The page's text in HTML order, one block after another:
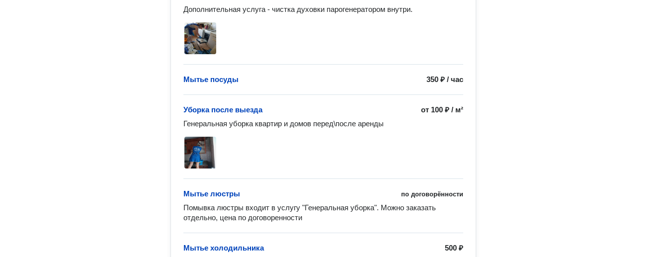
350 ₽ /час
Мытье посуды
от 100 ₽ / м²
Уборка после выезда
Генеральная уборка квартир и домов перед\после аренды
по договорённости
Мытье люстры
Помывка люстры входит в услугу "Генеральная уборка". Можно заказать
отдельно, цена по договоренности
500 ₽
Мытье холодильника